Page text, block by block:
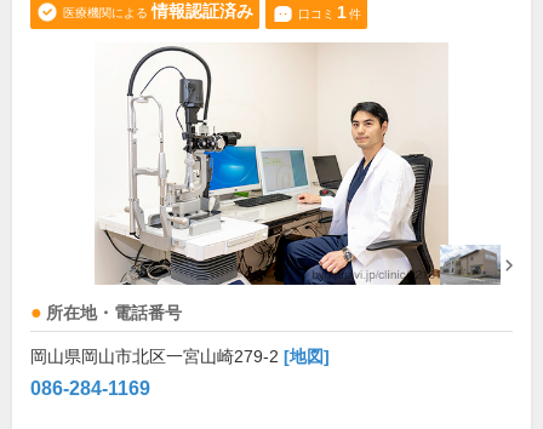
医療機関による 情報認証済み 口コミ 1件
所在地・電話番号
岡山県岡山市北区一宮山崎279-2 [地図]
086-284-1169